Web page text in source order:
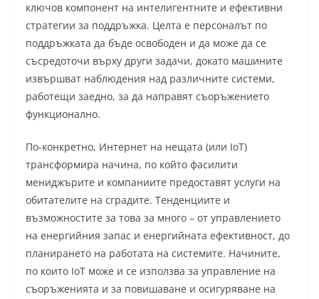
ключов компонент на интелигентните и ефективни
стратегии за поддръжка. Целта е персоналът по
поддръжката да бъде освободен и да може да се
съсредоточи върху други задачи, докато машините
извършват наблюдения над различните системи,
работещи заедно, за да направят съоръжението
функционално.
По-конкретно, Интернет на нещата (или IoT)
трансформира начина, по който фасилити
мениджърите и компаниите предоставят услуги на
обитателите на сградите. Тенденциите и
възможностите за това за много – от управлението
на енергийния запас и енергийната ефективност, до
планирането на работата на системите. Начините,
по които IoT може и се използва за управление на
съоръженията и за повишаване и осигуряване на